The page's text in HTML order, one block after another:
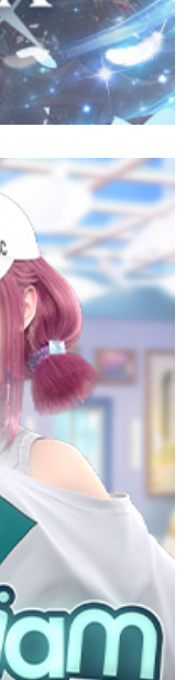
ลดแล่นไปในโลกแห่ง
รบทุกแนว MELOJAM
นตรีเป็นได้ทุกสิ่ง